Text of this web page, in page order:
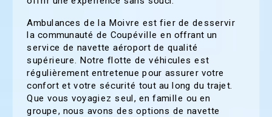
Ambulances de la Moivre est fier de desservir
la communauté de Coupéville en offrant un
service de navette aéroport de qualité
supérieure. Notre flotte de véhicules est
régulièrement entretenue pour assurer votre
confort et votre sécurité tout au long du trajet.
Que vous voyagiez seul, en famille ou en
groupe, nous avons des options de navette